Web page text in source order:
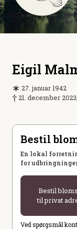
Eigil
27. januar 1942
21. december
Bestil
En lokal
for
Bestil
til privat
Ved spørgsmål